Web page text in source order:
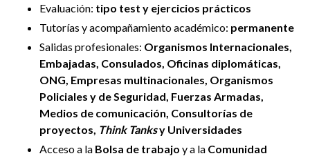
Evaluación: tipo test y ejercicios prácticos
Tutorías yacompañamiento académico: permanente
Salidas profesionales: Organismos Internacionales,
Embajadas, Consulados, Oficinas diplomáticas,
ONG, Empresas multinacionales, Organismos
Policiales y de Seguridad, Fuerzas Armadas,
Medios de comunicación, Consultorías de
proyectos, Think Tanksy Universidades
Acceso a la Bolsa de trabajo y a la Comunidad